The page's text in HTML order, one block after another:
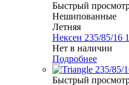
Быстрый
Нешипованные
Летняя
Нексен 235/85/16
Нет в наличии
Подробнее
Быстрый